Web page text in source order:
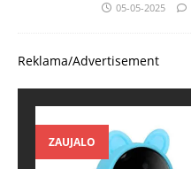
05-05-2025
Reklama/Advertisement
ZAUJALO